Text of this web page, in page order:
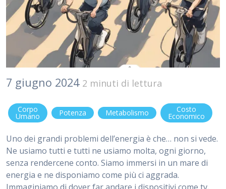
7 giugno 2024 2 minuti di lettura
Corpo
Umano Potenza Metabolismo Costo
Economico
Uno dei grandi problemi dell’energia è che… non si vede.
Ne usiamo tutti e tutti ne usiamo molta, ogni giorno,
senza rendercene conto. Siamo immersi in un mare di
energia e ne disponiamo come più ci aggrada.